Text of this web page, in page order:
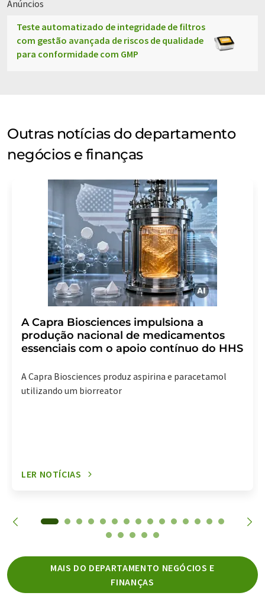
Anúncios
Teste automatizado de integridade de filtros
com gestão avançada de riscos de qualidade
para conformidade com GMP
Outras notícias do departamento
negócios e finanças
A Capra Biosciences impulsiona a
produção nacional de medicamentos
essenciais com o apoio contínuo do HHS
A Capra Biosciences produz aspirina e paracetamol
utilizando um biorreator
LER NOTÍCIAS
MAIS DO DEPARTAMENTO NEGÓCIOS E
FINANÇAS